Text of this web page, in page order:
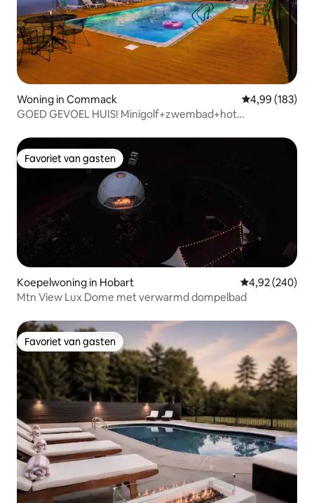
Woning in Commack Gemiddelde
4,99 (183)
GOED GEVOEL HUIS! Minigolf+zwembad+hot
Favoriet van gasten
Favoriet van gasten
Koepelwoning in Hobart Gemiddelde
4,92 (240)
Mtn View Lux Dome met verwarmd dompelbad
Favoriet van gasten
Favoriet van gasten